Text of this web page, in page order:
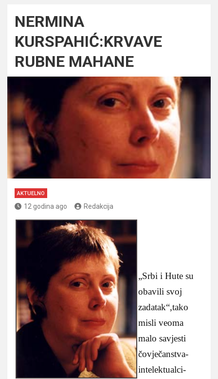
NERMINA
KURSPAHIĆ:KRVAVE
RUBNE MAHANE
AKTUELNO
12 godina ago Redakcija
„Srbi i Hute su
obavili svoj
zadatak“,tako
misli veoma
malo savjesti
čovječanstva-
intelektualci-